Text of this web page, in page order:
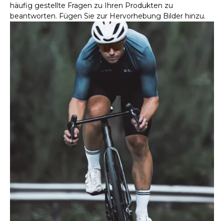
häufig gestellte Fragen zu Ihren Produkten zu
beantworten. Fügen Sie zur Hervorhebung Bilder hinzu.